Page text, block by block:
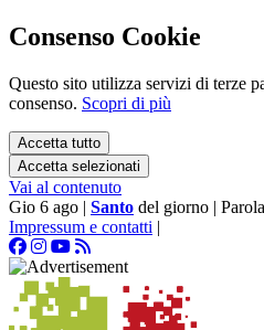
Consenso Cookie
Questo sito utilizza servizi di terze
consenso. Scopri di più
Accetta tutto
Accetta selezionati
Vai al contenuto
Gio 6 ago | Santo del giorno |
Impressum e contatti |